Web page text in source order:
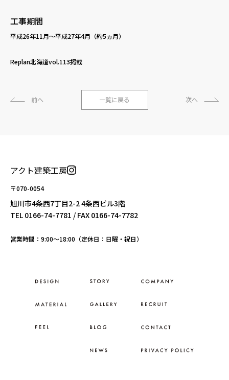
工事期間
平成26年11月〜平成27年4月（約5ヵ月）
Replan北海道vol.113掲載
前へ 一覧に戻る 次へ
アクト建築工房
〒070-0054
旭川市4条西7丁目2-2 4条西ビル3階
TEL 0166-74-7781 / FAX 0166-74-7782
営業時間：9:00〜18:00（定休日：日曜・祝日）